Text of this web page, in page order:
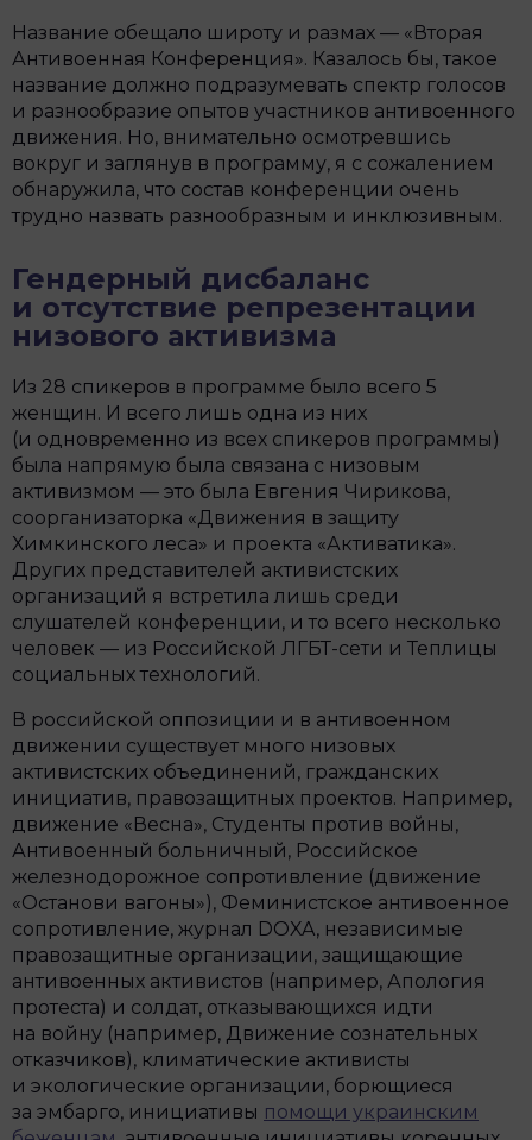
Название обещало широту и размах — «Вторая
Антивоенная Конференция». Казалось бы, такое
название должно подразумевать спектр голосов
и разнообразие опытов участников антивоенного
движения. Но, внимательно осмотревшись
вокруг и заглянув в программу, я с сожалением
обнаружила, что состав конференции очень
трудно назвать разнообразным и инклюзивным.
Гендерный дисбаланс
и отсутствие репрезентации
низового активизма
Из 28 спикеров в программе было всего 5
женщин. И всего лишь одна из них
(и одновременно из всех спикеров программы)
была напрямую была связана с низовым
активизмом — это была Евгения Чирикова,
соорганизаторка «Движения в защиту
Химкинского леса» и проекта «Активатика».
Других представителей активистских
организаций я встретила лишь среди
слушателей конференции, и то всего несколько
человек — из Российской ЛГБТ-сети и Теплицы
социальных технологий.
В российской оппозиции и в антивоенном
движении существует много низовых
активистских объединений, гражданских
инициатив, правозащитных проектов. Например,
движение «Весна», Студенты против войны,
Антивоенный больничный, Российское
железнодорожное сопротивление (движение
«Останови вагоны»), Феминистское антивоенное
сопротивление, журнал DOXA, независимые
правозащитные организации, защищающие
антивоенных активистов (например, Апология
протеста) и солдат, отказывающихся идти
на войну (например, Движение сознательных
отказчиков), климатические активисты
и экологические организации, борющиеся
за эмбарго, инициативы помощи украинским